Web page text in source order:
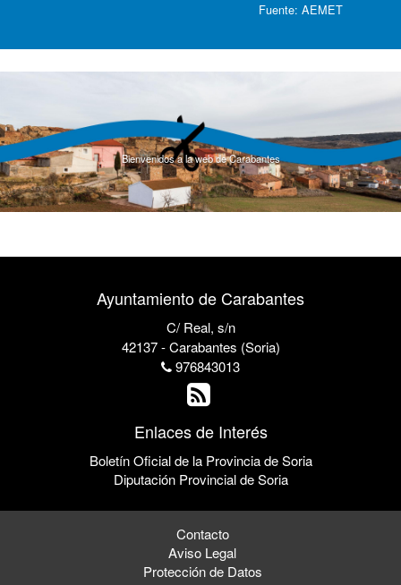
Fuente: AEMET
Bienvenidos a la web de Carabantes
Ayuntamiento de Carabantes
C/ Real, s/n
42137 - Carabantes (Soria)
976843013
Enlaces de Interés
Boletín Oficial de la Provincia de Soria
Diputación Provincial de Soria
Contacto
Aviso Legal
Protección de Datos